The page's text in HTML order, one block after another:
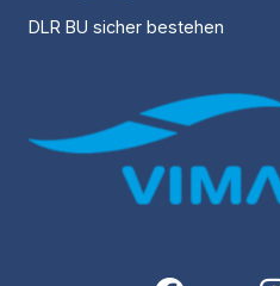
DLR BU sicher bestehen